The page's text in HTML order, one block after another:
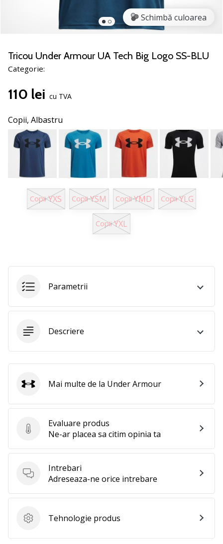
un
fan
al
ca
noi?
Alătură-
te
nouă
ca
Ambasador
brandului.
Schimbă culoarea
Tricou Under Armour UA Tech Big Logo SS-BLU
Categorie:
110 lei cu TVA
Copii, Albastru
Copii YXS Copii YSM Copii YMD Copii YLG
Copii YXL
Parametrii
Descriere
Evaluare produs
Evaluare produs
Ne-ar placea sa citim opinia ta
Intrebari
Intrebari
Adreseaza-ne orice intrebare
Tehnologie produs
Tehnologie produs
Under Armour
Mai multe de la Under Armour